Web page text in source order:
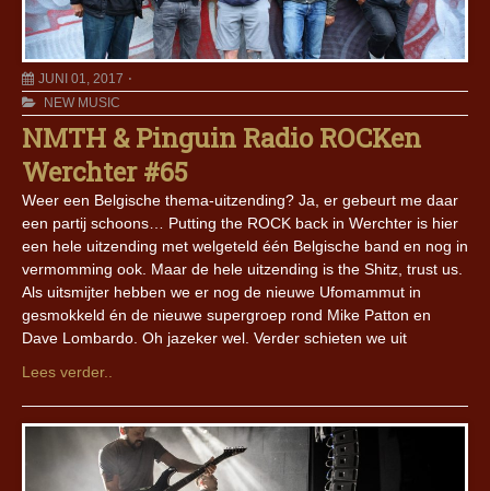
JUNI 01, 2017
NEW MUSIC
NMTH & Pinguin Radio ROCKen
Werchter #65
Weer een Belgische thema-uitzending? Ja, er gebeurt me daar
een partij schoons… Putting the ROCK back in Werchter is hier
een hele uitzending met welgeteld één Belgische band en nog in
vermomming ook. Maar de hele uitzending is the Shitz, trust us.
Als uitsmijter hebben we er nog de nieuwe Ufomammut in
gesmokkeld én de nieuwe supergroep rond Mike Patton en
Dave Lombardo. Oh jazeker wel. Verder schieten we uit
Lees verder..